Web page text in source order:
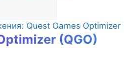
Quest Games Optimizer
(QGO)